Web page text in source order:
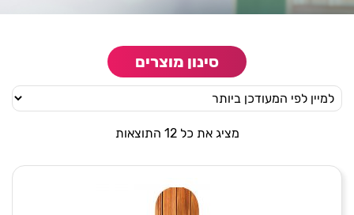
סינון מוצרים
מציג את כל 12 התוצאות